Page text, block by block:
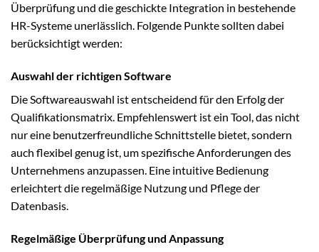
Überprüfung und die geschickte Integration in bestehende
HR-Systeme unerlässlich. Folgende Punkte sollten dabei
berücksichtigt werden:
Auswahl der richtigen Software
Die Softwareauswahl ist entscheidend für den Erfolg der
Qualifikationsmatrix. Empfehlenswert ist ein Tool, das nicht
nur eine benutzerfreundliche Schnittstelle bietet, sondern
auch flexibel genug ist, um spezifische Anforderungen des
Unternehmens anzupassen. Eine intuitive Bedienung
erleichtert die regelmäßige Nutzung und Pflege der
Datenbasis.
Regelmäßige Überprüfung und Anpassung